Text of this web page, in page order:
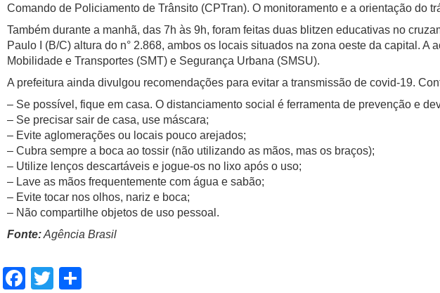
Comando de Policiamento de Trânsito (CPTran). O monitoramento e a orientação do
Também durante a manhã, das 7h às 9h, foram feitas duas blitzen educativas no
Paulo I (B/C) altura do n° 2.868, ambos os locais situados na zona oeste da capital.
Mobilidade e Transportes (SMT) e Segurança Urbana (SMSU).
A prefeitura ainda divulgou recomendações para evitar a transmissão de covid-19.
– Se possível, fique em casa. O distanciamento social é ferramenta de prevenção e
– Se precisar sair de casa, use máscara;
– Evite aglomerações ou locais pouco arejados;
– Cubra sempre a boca ao tossir (não utilizando as mãos, mas os braços);
– Utilize lenços descartáveis e jogue-os no lixo após o uso;
– Lave as mãos frequentemente com água e sabão;
– Evite tocar nos olhos, nariz e boca;
– Não compartilhe objetos de uso pessoal.
Fonte:Agência Brasil
Facebook
Twitter